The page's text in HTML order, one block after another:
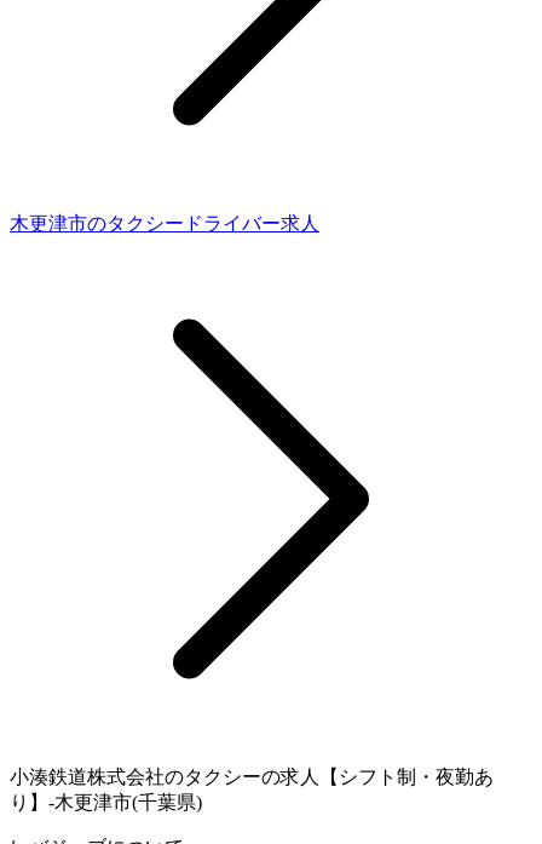
木更津市のタクシードライバー求人
小湊鉄道株式会社のタクシーの求人【シフト制・夜勤あ
り】-木更津市(千葉県)